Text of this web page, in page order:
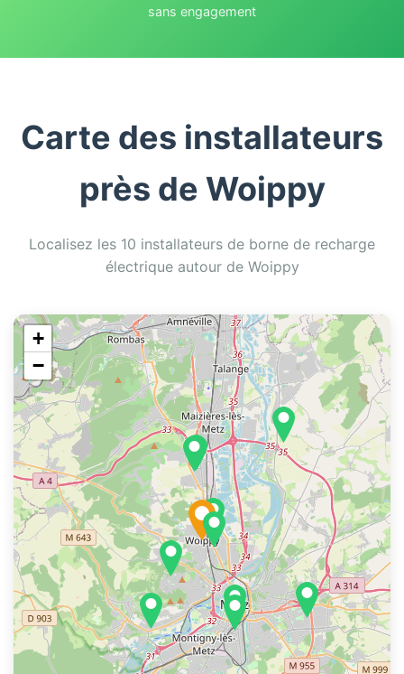
sans engagement
Carte des installateurs
près de Woippy
Localisez les 10 installateurs de borne de recharge
électrique autour de Woippy
+
−